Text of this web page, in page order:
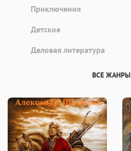
Приключения
Детское
Деловая литература
ВСЕ ЖАНРЫ